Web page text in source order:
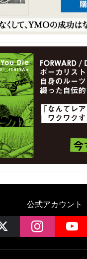
公式アカウント
instagram